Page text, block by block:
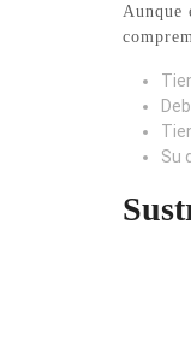
Aunque
Su